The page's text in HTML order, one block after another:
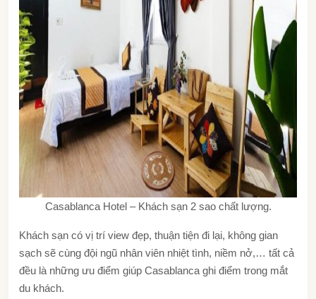
Casablanca Hotel – Khách sạn 2 sao chất lượng.
Khách sạn có vị trí view đẹp, thuận tiện đi lại, không gian
sạch sẽ cùng đội ngũ nhân viên nhiệt tình, niềm nở,… tất cả
đều là những ưu điểm giúp Casablanca ghi điểm trong mắt
du khách.